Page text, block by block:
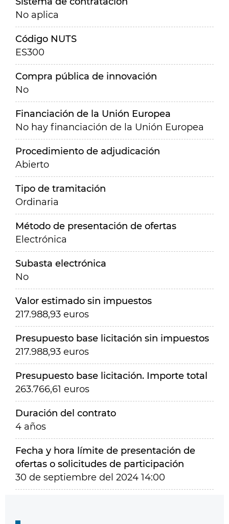
No aplica
Código NUTS
ES300
Compra pública de innovación
No
Financiación de la Unión Europea
No hay financiación de la Unión Europea
Procedimiento de adjudicación
Abierto
Tipo de tramitación
Ordinaria
Método de presentación de ofertas
Electrónica
Subasta electrónica
No
Valor estimado sin impuestos
217.988,93 euros
Presupuesto base licitación sin impuestos
217.988,93 euros
Presupuesto base licitación. Importe total
263.766,61 euros
Duración del contrato
4 años
Fecha y hora límite de presentación de
ofertas o solicitudes de participación
30 de septiembre del 2024 14:00